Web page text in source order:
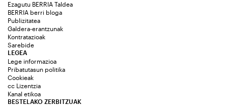
Ezagutu BERRIA Taldea
BERRIA berri bloga
Publizitatea
Galdera-erantzunak
Kontratazioak
Sarebide
LEGEA
Lege informazioa
Pribatutasun politika
Cookieak
cc Lizentzia
Kanal etikoa
BESTELAKO ZERBITZUAK